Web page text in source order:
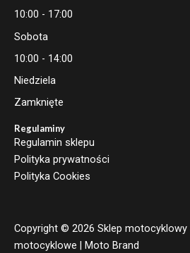
10:00 - 17:00
Sobota
10:00 - 14:00
Niedziela
Zamknięte
Regulaminy
Regulamin sklepu
Polityka prywatności
Polityka Cookies
Copyright © 2026 Sklep
motocyklowe | Moto Brand